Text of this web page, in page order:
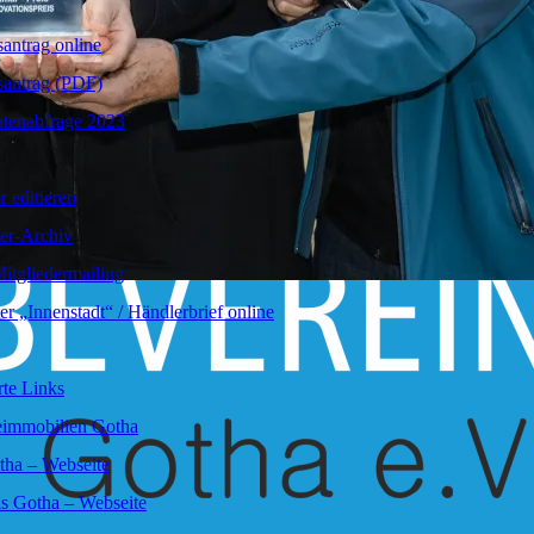
online
(PDF)
2023
editieren
Archiv
„Innenstadt“ / Händlerbrief online
Links
Gotha
– Webseite
Gotha – Webseite
Kaffee-Genuss setzen möchte. Der Kaffee ist online und in